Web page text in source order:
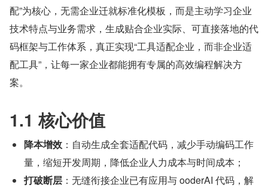
配”为核心，无需企业迁就标准化模板，而是主动学习企业
技术特点与业务需求，生成贴合企业实际、可直接落地的代
码框架与工作体系，真正实现“工具适配企业，而非企业适
配工具”，让每一家企业都能拥有专属的高效编程解决方
案。
1.1 核心价值
降本增效 ：自动生成全套适配代码，减少手动编码工作
量，缩短开发周期，降低企业人力成本与时间成本；
打破断层 ：无缝衔接企业已有应用与 ooderAI 代码，解